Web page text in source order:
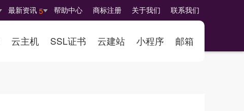
最新资讯 5 帮助中心 商标注册 关于我们 联系我们
云主机 SSL证书 云建站 小程序 邮箱